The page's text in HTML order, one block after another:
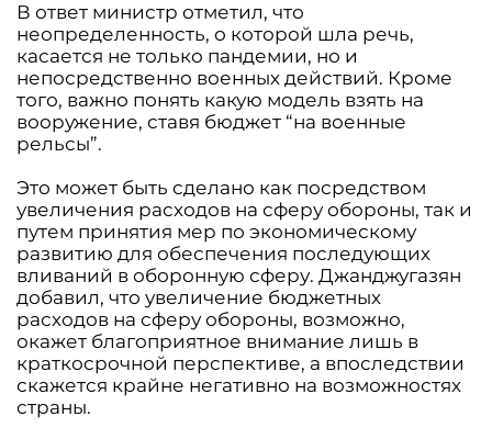
В ответ министр отметил, что
неопределенность, о которой шла речь,
касается не только пандемии, но и
непосредственно военных действий. Кроме
того, важно понять какую модель взять на
вооружение, ставя бюджет “на военные
рельсы”.
Это может быть сделано как посредством
увеличения расходов на сферу обороны, так и
путем принятия мер по экономическому
развитию для обеспечения последующих
вливаний в оборонную сферу. Джанджугазян
добавил, что увеличение бюджетных
расходов на сферу обороны, возможно,
окажет благоприятное внимание лишь в
краткосрочной перспективе, а впоследствии
скажется крайне негативно на возможностях
страны.